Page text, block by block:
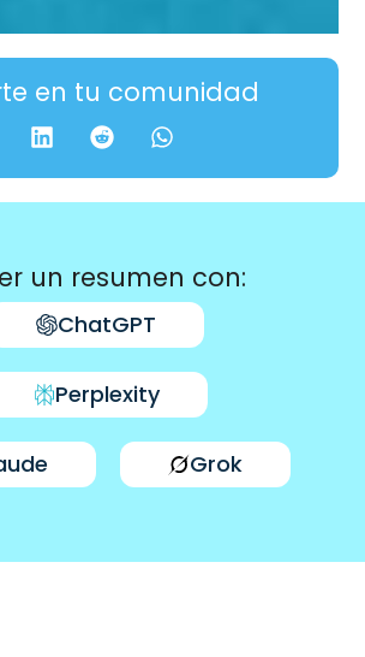
en tu comunidad
un resumen con:
ChatGPT
Perplexity
Grok